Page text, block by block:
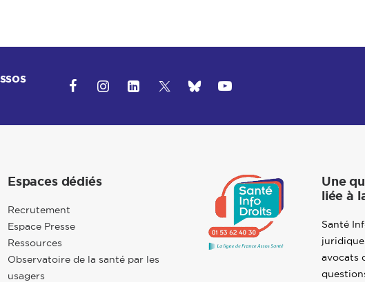
Espaces dédiés
Recrutement
Espace Presse
Ressources
Observatoire de la santé par les
usagers
Une
liée à
Santé
avocats